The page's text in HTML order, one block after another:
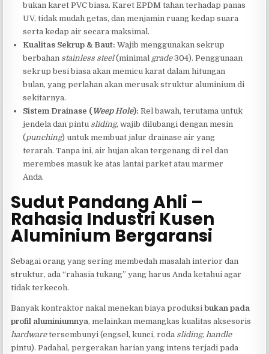
bukan karet PVC biasa. Karet EPDM tahan terhadap panas
UV, tidak mudah getas, dan menjamin ruang kedap suara
serta kedap air secara maksimal.
Kualitas Sekrup & Baut: Wajib menggunakan sekrup
berbahan stainless steel(minimal grade304). Penggunaan
sekrup besi biasa akan memicu karat dalam hitungan
bulan, yang perlahan akan merusak struktur aluminium di
sekitarnya.
Sistem Drainase ( Weep Hole): Rel bawah, terutama untuk
jendela dan pintu sliding, wajib dilubangi dengan mesin
(punching) untuk membuat jalur drainase air yang
terarah. Tanpa ini, air hujan akan tergenang di rel dan
merembes masuk ke atas lantai parket atau marmer
Anda.
Sudut Pandang Ahli –
Rahasia Industri Kusen
Aluminium Bergaransi
Sebagai orang yang sering membedah masalah interior dan
struktur, ada “rahasia tukang” yang harus Anda ketahui agar
tidak terkecoh.
Banyak kontraktor nakal menekan biaya produksibukan pada
profil aluminiumnya, melainkan memangkas kualitas aksesoris
hardwaretersembunyi (engsel, kunci, roda sliding,handle
pintu). Padahal, pergerakan harian yang intens terjadi pada